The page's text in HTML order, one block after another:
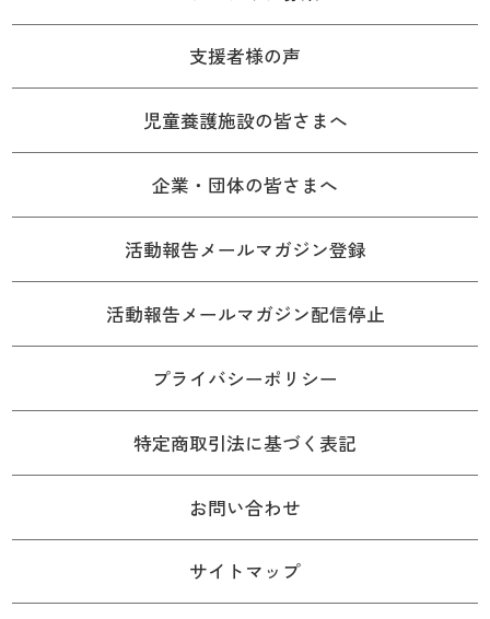
支援者様の声
児童養護施設の皆さまへ
企業・団体の皆さまへ
活動報告メールマガジン登録
活動報告メールマガジン配信停止
プライバシーポリシー
特定商取引法に基づく表記
お問い合わせ
サイトマップ